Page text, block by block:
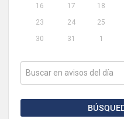
16
17 18
23
24 25
30
31 1